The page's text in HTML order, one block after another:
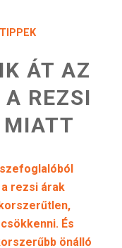
ÁT AZ
REZSI
MIATT
rezsi árak
És
önálló